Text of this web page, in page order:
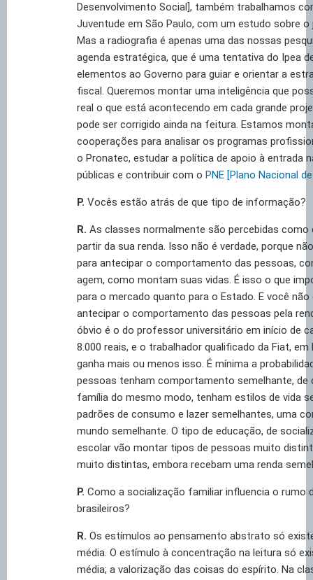
Desenvolvimento Social], também trabalhamos
Juventude em São Paulo, com um estudo sobre o
Mas a radiografia é apenas uma das nossas
agenda estratégica, que é uma tentativa do Ipea
elementos ao Governo para guiar e orientar a
fiscal. Queremos montar uma inteligência que
real o que está acontecendo em cada grande
pode ser corrigido ainda na feitura. Estamos
cooperações para analisar os programas
o Pronatec, estudar a política de apoio à entrada
públicas e contribuir com o PNE [Plano Nacional
P. Vocês estão atrás de que tipo de informação?
R. As classes normalmente são percebidas como
partir da sua renda. Isso não é verdade, porque
para antecipar o comportamento das pessoas,
agem, como montam suas vidas. É isso o que
para o mercado quanto para o Estado. E você não
antecipar o comportamento das pessoas pela
óbvio é o do professor universitário em início de
8.000 reais, e o trabalhador qualificado da Fiat, em
ganha mais ou menos isso. É mínima a
pessoas tenham comportamento semelhante, de
família do mesmo modo, tenham estilos de vida
padrões de consumo e lazer semelhantes, uma
mundo semelhante. O tipo de educação, de
escolar vão montar tipos de pessoas muito
muito distintas, embora recebam uma renda
P. Como a socialização familiar influencia o rumo
brasileiros?
R. Os estímulos ao pensamento abstrato só
média. O estímulo à concentração na leitura só
média; a valorização das coisas do espírito. Na